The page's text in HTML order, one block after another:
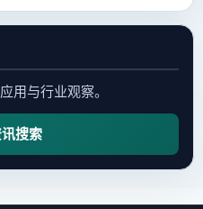
用与行业观察。
搜索